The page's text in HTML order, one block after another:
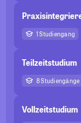
1 Studiengang
Teilzeitstudium
8 Studiengänge
Vollzeitstudium